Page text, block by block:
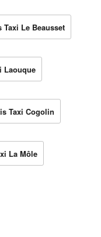
Taxi Le Beausset
Laouque
Taxi Cogolin
La Môle